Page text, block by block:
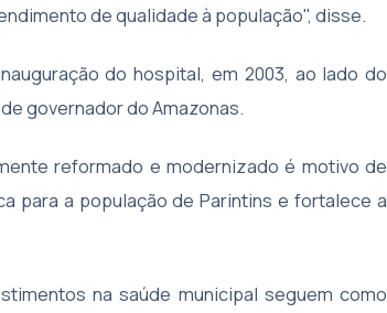
de qualidade à população", disse.
do hospital, em 2003, ao lado do
governador do Amazonas.
reformado e modernizado é motivo de
para a população de Parintins e fortalece a
na saúde municipal seguem como